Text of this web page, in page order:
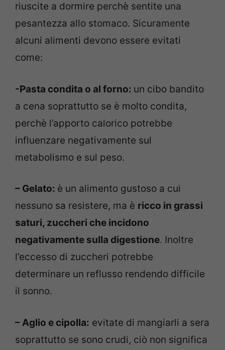
riuscite a dormire perchè sentite una
pesantezza allo stomaco. Sicuramente
alcuni alimenti devono essere evitati
come:
-Pasta condita o al forno: un cibo bandito
a cena soprattutto se è molto condita,
perchè l’apporto calorico potrebbe
influenzare negativamente sul
metabolismo e sul peso.
– Gelato: è un alimento gustoso a cui
nessuno sa resistere, ma è ricco in grassi
saturi, zuccheri che incidono
negativamente sulla digestione. Inoltre
l’eccesso di zuccheri potrebbe
determinare un reflusso rendendo difficile
il sonno.
– Aglio e cipolla: evitate di mangiarli a sera
soprattutto se sono crudi, ciò non significa